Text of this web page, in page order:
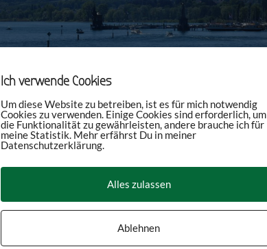
Ich verwende Cookies
Um diese Website zu betreiben, ist es für mich notwendig
Cookies zu verwenden. Einige Cookies sind erforderlich, um
die Funktionalität zu gewährleisten, andere brauche ich für
meine Statistik. Mehr erfährst Du in meiner
Datenschutzerklärung.
Alles zulassen
Ablehnen